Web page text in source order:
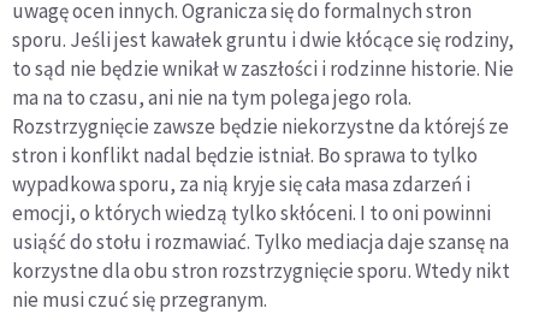
uwagę ocen innych. Ogranicza się do formalnych stron
sporu. Jeśli jest kawałek gruntu i dwie kłócące się rodziny,
to sąd nie będzie wnikał w zaszłości i rodzinne historie. Nie
ma na to czasu, ani nie na tym polega jego rola.
Rozstrzygnięcie zawsze będzie niekorzystne da którejś ze
stron i konflikt nadal będzie istniał. Bo sprawa to tylko
wypadkowa sporu, za nią kryje się cała masa zdarzeń i
emocji, o których wiedzą tylko skłóceni. I to oni powinni
usiąść do stołu i rozmawiać. Tylko mediacja daje szansę na
korzystne dla obu stron rozstrzygnięcie sporu. Wtedy nikt
nie musi czuć się przegranym.